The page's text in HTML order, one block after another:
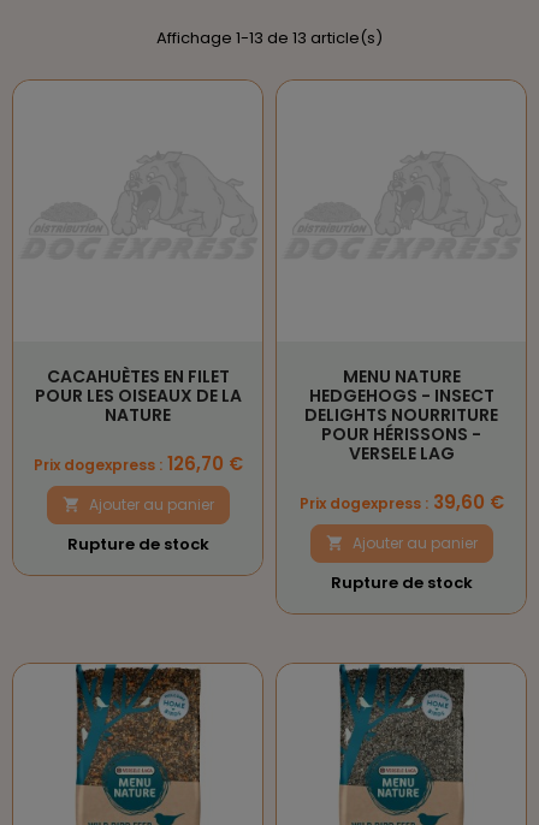
Affichage 1-13 de 13 article(s)
CACAHUÈTES EN FILET
POUR LES OISEAUX DE LA
NATURE
Prix
Prix dogexpress :126,70 €
 Ajouter au panier
Rupture de stock
MENU NATURE
HEDGEHOGS - INSECT
DELIGHTS NOURRITURE
POUR HÉRISSONS -
VERSELE LAG
Prix
Prix dogexpress :39,60 €
 Ajouter au panier
Rupture de stock